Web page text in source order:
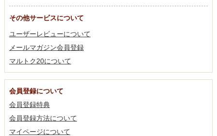
その他サービスについて
ユーザーレビューについて
メールマガジン会員登録
マルトク20について
会員登録について
会員登録特典
会員登録方法について
マイページについて